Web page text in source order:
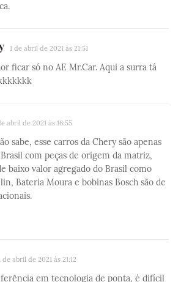
1 de abril de 2021 às 21:51
ficar só no AE Mr.Car. Aqui a surra tá
abril de 2021 às 16:55
sabe, esse carros da Chery são apenas
com peças de origem da matriz,
baixo valor agregado do Brasil como
Bateria Moura e bobinas Bosch são de
de abril de 2021 às 21:12
em tecnologia de ponta, é difícil